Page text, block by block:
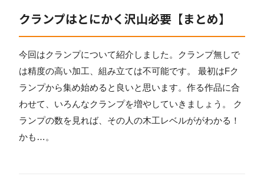
クランプはとにかく沢山必要【まとめ】
今回はクランプについて紹介しました。クランプ無しで
は精度の高い加工、組み立ては不可能です。 最初はFク
ランプから集め始めると良いと思います。作る作品に合
わせて、いろんなクランプを増やしていきましょう。 ク
ランプの数を見れば、その人の木工レベルががわかる！
かも…。